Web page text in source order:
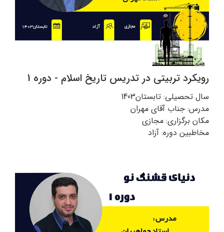
رویکرد تربیتی در تدریس تاریخ اسلام - دوره 1
سال تحصیلی: تابستان1403
مدرس: جناب آقای مهران
مکان برگزاری: مجازی
مخاطبین دوره: آزاد